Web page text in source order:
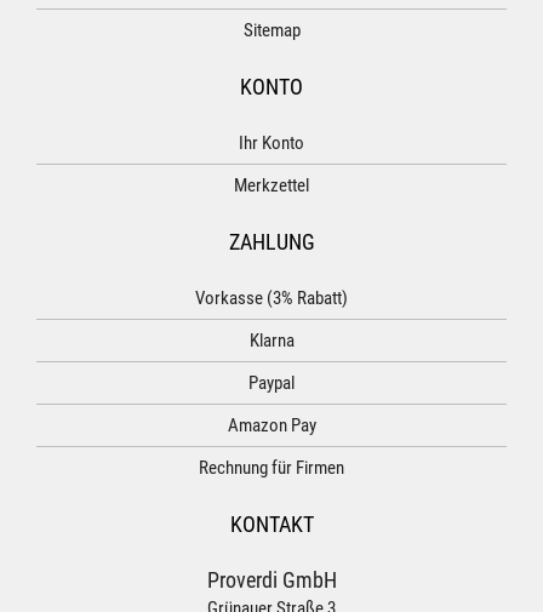
Sitemap
KONTO
Ihr Konto
Merkzettel
ZAHLUNG
Vorkasse (3% Rabatt)
Klarna
Paypal
Amazon Pay
Rechnung für Firmen
KONTAKT
Proverdi GmbH